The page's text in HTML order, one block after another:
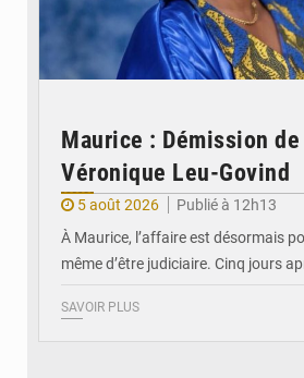
Maurice : Démission
Véronique Leu-Govind
5 août 2026
Publié à 12h13
À Maurice, l’affaire est désormais
même d’être judiciaire. Cinq jours
SAVOIR PLUS